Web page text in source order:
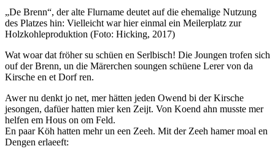
„De Brenn“, der alte Flurname deutet auf die ehemalige Nutzung
des Platzes hin: Vielleicht war hier einmal ein Meilerplatz zur
Holzkohleproduktion (Foto: Hicking, 2017)
Wat woar dat fröher su schüen en Serlbisch! Die Joungen trofen sich
ouf der Brenn, un die Märerchen soungen schüene Lerer von da
Kirsche en et Dorf ren.
Awer nu denkt jo net, mer hätten jeden Owend bi der Kirsche
jesongen, dafüer hatten mier ken Zeijt. Von Koend ahn musste mer
helfen em Hous on om Feld.
En paar Köh hatten mehr un een Zeeh. Mit der Zeeh hamer moal en
Dengen erlaeeft: